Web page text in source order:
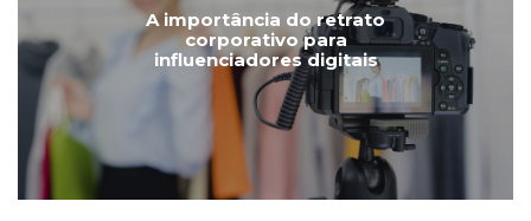
A importância do retrato
corporativo para
influenciadores digitais